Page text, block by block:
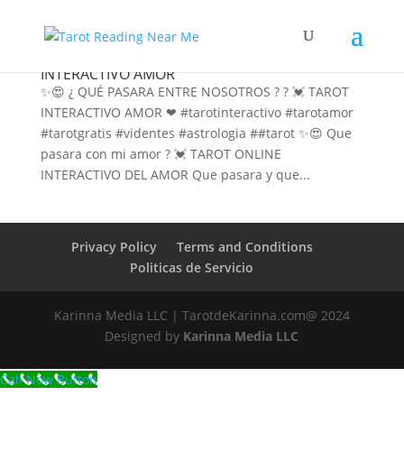
INTERACTIVO AMOR
✨😍 ¿ QUÉ PASARA ENTRE NOSOTROS ? ? 💓 TAROT
INTERACTIVO AMOR ❤ #tarotinteractivo #tarotamor
#tarotgratis #videntes #astrologia ##tarot ✨😍 Que
pasara con mi amor ? 💓 TAROT ONLINE
INTERACTIVO DEL AMOR Que pasara y que...
Privacy Policy
Terms and Conditions
Politicas de Servicio
Karinna Media LLC | TarotdeKarinna.com@ 2024
Designed by Karinna Media LLC
Call Now Button